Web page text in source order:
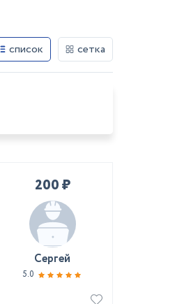
список сетка
200 ₽
Сергей
5.0